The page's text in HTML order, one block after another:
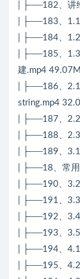
| ├──182、讲
| ├──183、
| ├──184、
| ├──185、
建.mp4 49.07M
| ├──186、
string.mp4
| ├──187、
| ├──188、
| ├──189、
| ├──18、常
| ├──190、
| ├──191、
| ├──192、
| ├──193、
| ├──194、
| ├──195、